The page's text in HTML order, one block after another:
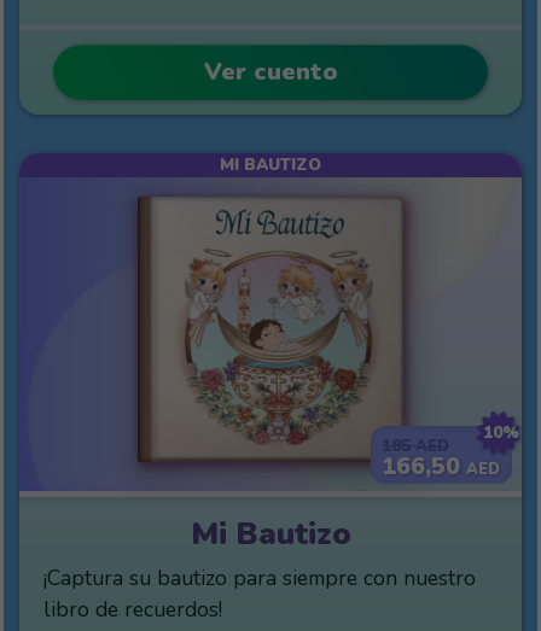
Ver cuento
10%
166,50AED
MI BAUTIZO
Mi Bautizo
¡Captura su bautizo para siempre con nuestro
libro de recuerdos!